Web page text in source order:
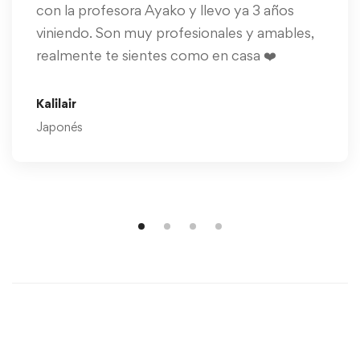
con la profesora Ayako y llevo ya 3 años
viniendo. Son muy profesionales y amables,
realmente te sientes como en casa ❤️
Kalilair
Japonés